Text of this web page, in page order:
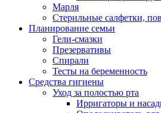
Марля
Стерильные салфетки,
Планирование семьи
Гели-смазки
Презервативы
Спирали
Тесты на беременность
Средства гигиены
Уход за полостью рта
Ирригаторы и